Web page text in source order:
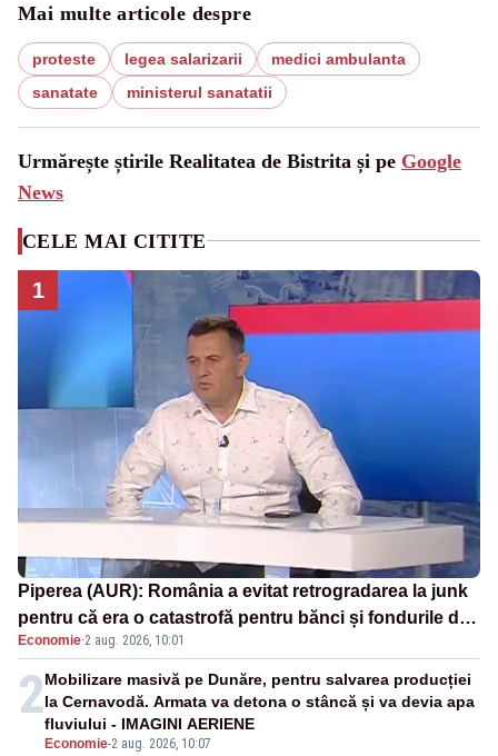
Mai multe articole despre
proteste legea salarizarii
medici ambulanta
sanatate
ministerul sanatatii
Urmărește știrile Realitatea de Bistrita și pe Google
News
CELE MAI CITITE
1
Piperea (AUR): România a evitat retrogradarea la junk
pentru că era o catastrofă pentru bănci și fondurile de
pensii
Economie·2 aug. 2026, 10:01
2
Economie-2 aug. 2026, 10:07
Mobilizare masivă pe Dunăre, pentru salvarea producției
la Cernavodă. Armata va detona o stâncă și va devia apa
fluviului - IMAGINI AERIENE